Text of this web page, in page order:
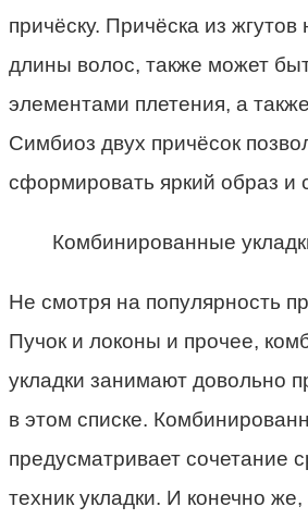
причёску. Причёска из
длины волос, также может
элементами плетения, а
Симбиоз двух причёсок
сформировать яркий образ и
Комбинированные
Не смотря на популярность
Пучок и локоны и прочее,
укладки занимают довольно
в этом списке.
предусматривает сочетание
техник укладки. И конечно